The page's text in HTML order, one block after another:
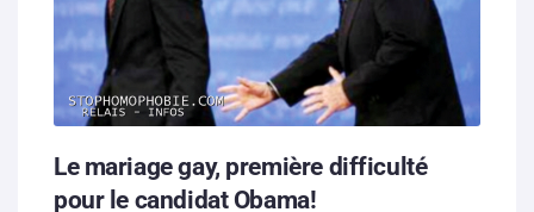
Le mariage gay, première difficulté
pour le candidat Obama!